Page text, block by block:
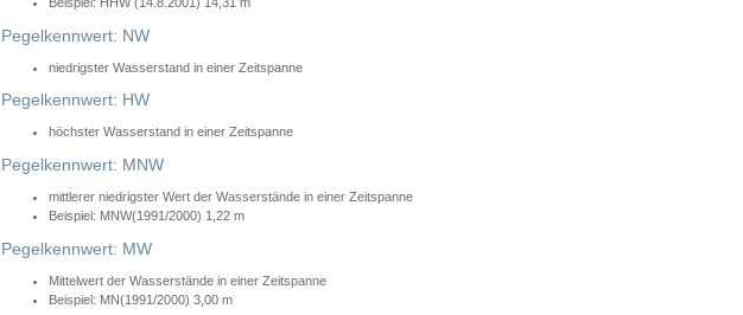
Pegelkennwert: NW
niedrigster Wasserstand in einer Zeitspanne
Pegelkennwert: HW
höchster Wasserstand in einer Zeitspanne
Pegelkennwert: MNW
mittlerer niedrigster Wert der Wasserstände in einer Zeitspanne
Beispiel: MNW(1991/2000) 1,22 m
Pegelkennwert: MW
Mittelwert der Wasserstände in einer Zeitspanne
Beispiel: MN(1991/2000) 3,00 m